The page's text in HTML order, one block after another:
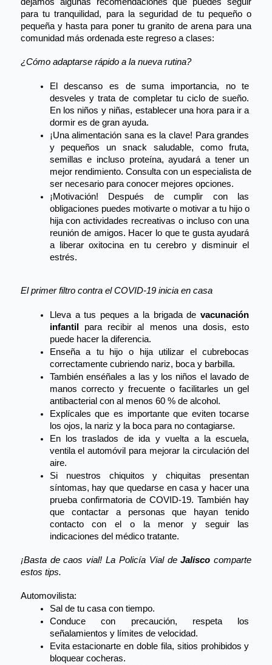
para tu tranquilidad, para la seguridad de tu pequeño o
pequeña y hasta para poner tu granito de arena para una
comunidad más ordenada este regreso a clases:
¿Cómo adaptarse rápido a la nueva rutina?
El descanso es de suma importancia, no te
desveles y trata de completar tu ciclo de sueño.
En los niños y niñas, establecer una hora para ir a
dormir es de gran ayuda.
¡Una alimentación sana es la clave! Para grandes
y pequeños un snack saludable, como fruta,
semillas e incluso proteína, ayudará a tener un
mejor rendimiento. Consulta con un especialista de
ser necesario para conocer mejores opciones.
¡Motivación! Después de cumplir con las
obligaciones puedes motivarte o motivar a tu hijo o
hija con actividades recreativas o incluso con una
reunión de amigos. Hacer lo que te gusta ayudará
a liberar oxitocina en tu cerebro y disminuir el
estrés.
El primer filtro contra el COVID-19 inicia en casa
Lleva a tus peques a la brigada de vacunación
infantil para recibir al menos una dosis, esto
puede hacer la diferencia.
Enseña a tu hijo o hija utilizar el cubrebocas
correctamente cubriendo nariz, boca y barbilla.
También enséñales a las y los niños el lavado de
manos correcto y frecuente o facilitarles un gel
antibacterial con al menos 60 % de alcohol.
Explícales que es importante que eviten tocarse
los ojos, la nariz y la boca para no contagiarse.
ventila el automóvil para mejorar la circulación del
aire.
Si nuestros chiquitos y chiquitas presentan
síntomas, hay que quedarse en casa y hacer una
prueba confirmatoria de COVID-19. También hay
que contactar a personas que hayan tenido
contacto con el o la menor y seguir las
indicaciones del médico tratante.
¡Basta de caos vial! La Policía Vial de Jalisco comparte
estos tips.
Automovilista:
Sal de tu casa con tiempo.
Conduce con precaución, respeta los
señalamientos y límites de velocidad.
Evita estacionarte en doble fila, sitios prohibidos y
bloquear cocheras.